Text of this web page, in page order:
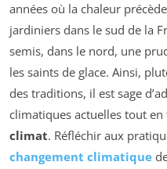
années où la chaleur
jardiniers dans le sud de la
semis, dans le nord, une
les saints de glace. Ainsi,
des traditions, il est sage
climatiques actuelles tout
climat. Réfléchir aux
changement climatique